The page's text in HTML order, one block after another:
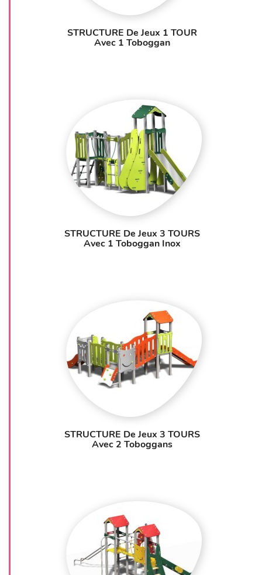
STRUCTURE De Jeux 1 TOUR
Avec 1 Toboggan
STRUCTURE De Jeux 3 TOURS
Avec 1 Toboggan Inox
STRUCTURE De Jeux 3 TOURS
Avec 2 Toboggans